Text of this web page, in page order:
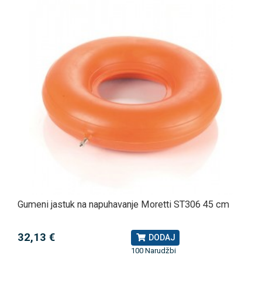
Gumeni jastuk na napuhavanje Moretti ST306 45 cm
32,13 € DODAJ
100 Narudžbi